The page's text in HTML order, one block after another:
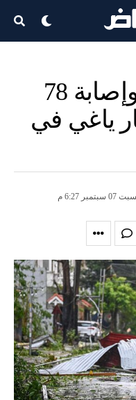
مقتل 4 أشخاص وإصابة 78
ياغي في
07 سبتمبر 6:27 م